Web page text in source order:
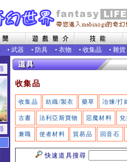
• 武器 • 防具 • 衣物 • 收集品 • 雜貨
收集品
收集品 紡織/製衣 藥草 冶煉/打
古書 法利亞斯寶物 惡魔材料
兼職 使者材料 貿易品 回音石
快速道具搜尋